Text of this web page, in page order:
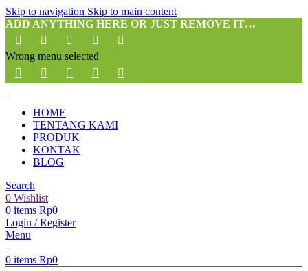
Skip to navigation Skip to main content
ADD ANYTHING HERE OR JUST REMOVE IT…
Wrong menu selected
HOME
TENTANG KAMI
PRODUK
KONTAK
BLOG
Search
0 Wishlist
0 items Rp0
Login / Register
Menu
0 items Rp0